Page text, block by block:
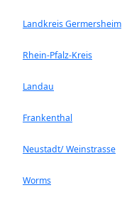
Landkreis Germersheim
Rhein-Pfalz-Kreis
Landau
Frankenthal
Neustadt/ Weinstrasse
Worms